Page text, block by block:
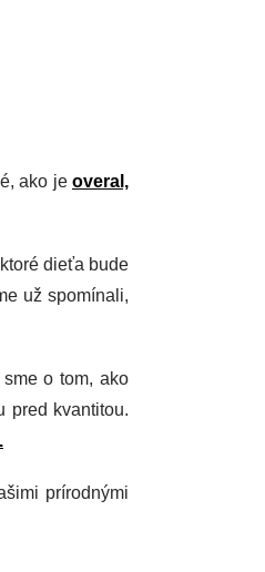
ako je overal,
dieťa bude
už spomínali,
sme o tom, ako
pred kvantitou.
prírodnými